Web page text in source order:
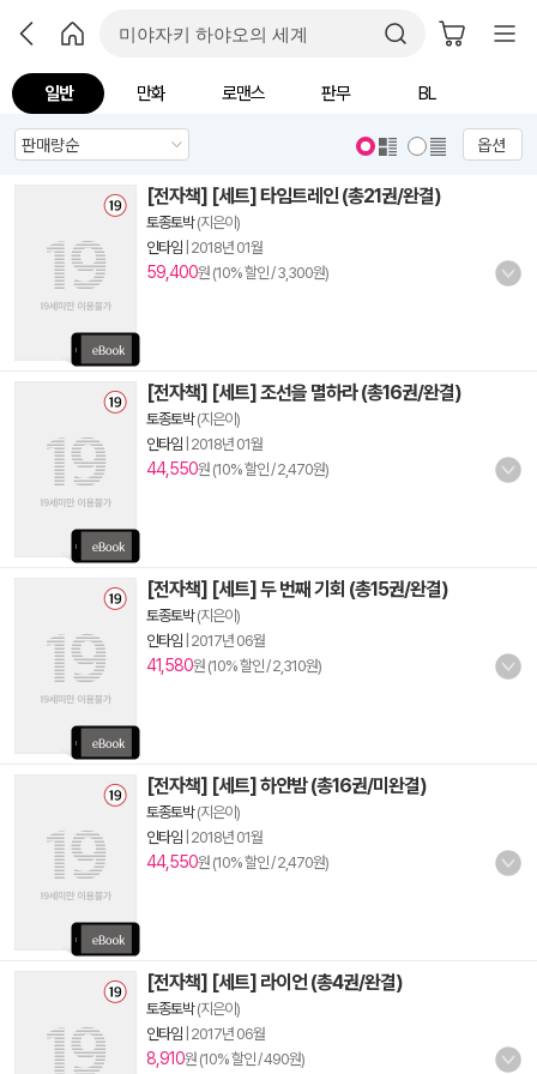
일반 만화 로맨스 판무 BL
옵션
[전자책] [세트] 타임트레인 (총21권/완결)
토종토박(지은이)
인타임 2018년 01월
59,400원 (10% 할인 / 3,300원)
[전자책] [세트] 조선을 멸하라 (총16권/완결)
토종토박(지은이)
인타임 2018년 01월
44,550원 (10% 할인 / 2,470원)
[전자책] [세트] 두 번째 기회 (총15권/완결)
토종토박(지은이)
인타임 2017년 06월
41,580원 (10% 할인 / 2,310원)
[전자책] [세트] 하얀밤 (총16권/미완결)
토종토박(지은이)
인타임 2018년 01월
44,550원 (10% 할인 / 2,470원)
[전자책] [세트] 라이언 (총4권/완결)
토종토박(지은이)
인타임 2017년 06월
8,910원 (10% 할인 / 490원)